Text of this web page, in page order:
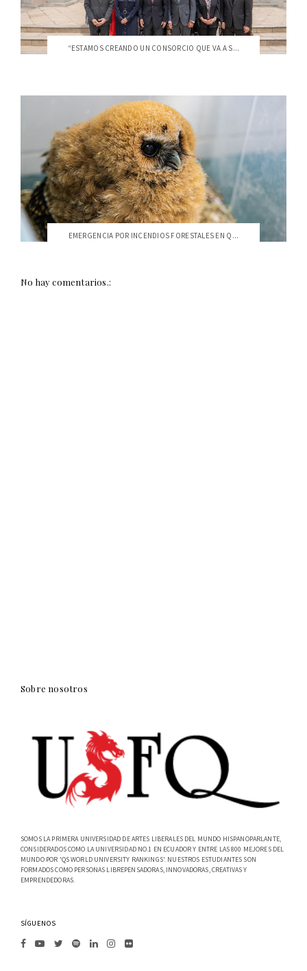
“ESTAMOS CREANDO UN CONSORCIO QUE VA A S...
EMERGENCIA POR INCENDIOS FORESTALES EN Q...
No hay comentarios.:
Sobre nosotros
SOMOS LA PRIMERA UNIVERSIDAD DE ARTES LIBERALES DEL MUNDO HISPANOPARLANTE,
CONSIDERADOS COMO LA UNIVERSIDAD NO.1 EN ECUADOR Y ENTRE LAS 800 MEJORES DEL
MUNDO POR 'QS WORLD UNIVERSITY RANKINGS'. NUESTROS ESTUDIANTES SON
FORMADOS COMO PERSONAS LIBREPENSADORAS, INNOVADORAS, CREATIVAS Y
EMPRENDEDORAS.
SÍGUENOS